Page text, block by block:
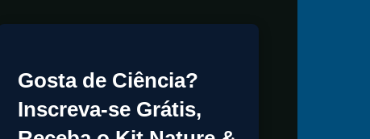
Gosta de Ciência?
Inscreva-se Grátis,